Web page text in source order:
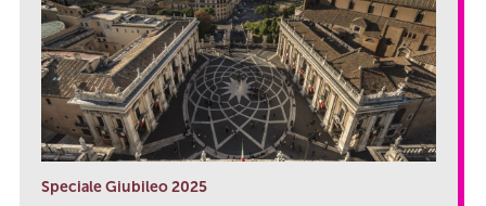
Speciale Giubileo 2025